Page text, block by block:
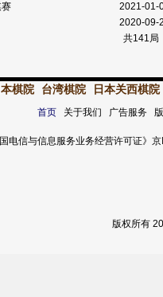
2021-01-
2020-09-
共141
本棋院 台湾棋院 日本关西棋院
首页关于我们 广告服务
国电信与信息服务业务经营许可证
版权所有